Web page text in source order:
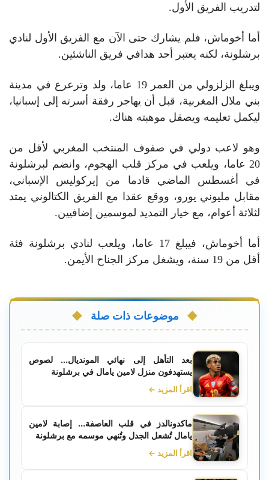
لتدريب الفريق الأول.
أما أخوماش، فلم يشارك حتى الآن مع الفريق الأول لنادي
برشلونة، لكنه يعتبر أحد هدافي فريق الناشئين.
ويبلغ الزلزولي من العمر 19 عاما، ولد وترعرع في مدينة
بني ملال المغربية، قبل أن يهاجر رفقة أسرته إلى إسبانيا،
ليكمل تعليمه ويصقل موهبته هناك.
وهو لاعب دولي في صفوف المنتخب المغربي لأقل من
20 عاما، ويلعب في مركز قلب الهجوم، وانضم لبرشلونة
في أغسطس الماضي قادما من إيركوليس الإسباني،
مقابل مليوني يورو، ووقع عقدا مع الفريق الكتالوني يمتد
لثلاثة أعوام، مع خيار التمديد لموسمين إضافيين.
أما أخوماش، فيبلغ 17 عاما، ويلعب لنادي برشلونة فئة
أقل من 19 سنة، ويشغل مركز الجناح الأيمن.
موضوعات ذات صلة
بعد التأهل إلى نهائي المونديال... لصوص
يستهدفون منزل لامين يامال في برشلونة
اقرأ المزيد ←
ماكدونالدز في قلب العاصفة… إصابة لامين
يامال تُشعل الجدل وتُنهي موسمه مع برشلونة
اقرأ المزيد ←